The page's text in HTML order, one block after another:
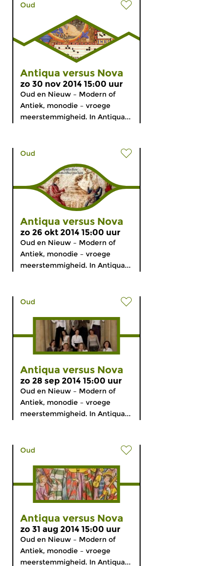
Oud
Antiqua versus Nova
zo 30 nov 2014 15:00 uur
Oud en Nieuw – Modern of
Antiek, monodie – vroege
meerstemmigheid. In Antiqua...
Oud
Antiqua versus Nova
zo 26 okt 2014 15:00 uur
Oud en Nieuw – Modern of
Antiek, monodie – vroege
meerstemmigheid. In Antiqua...
Oud
Antiqua versus Nova
zo 28 sep 2014 15:00 uur
Oud en Nieuw – Modern of
Antiek, monodie – vroege
meerstemmigheid. In Antiqua...
Oud
Antiqua versus Nova
zo 31 aug 2014 15:00 uur
Oud en Nieuw – Modern of
Antiek, monodie – vroege
meerstemmigheid. In Antiqua...